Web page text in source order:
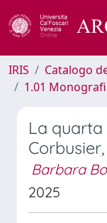
IRIS Catalogo
1.01
La
Barbara
2025